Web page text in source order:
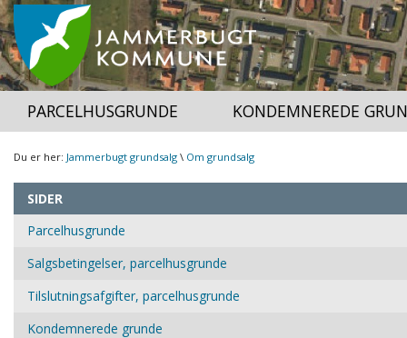
PARCELHUSGRUNDE KONDEMNEREDE
Du er her: Jammerbugt grundsalg \ Om grundsalg
SIDER
Parcelhusgrunde
Salgsbetingelser, parcelhusgrunde
Tilslutningsafgifter, parcelhusgrunde
Kondemnerede grunde